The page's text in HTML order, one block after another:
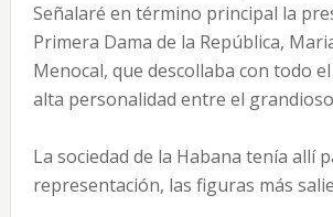
Señalaré en término principal la
Primera Dama de la República,
Menocal, que descollaba con todo
alta personalidad entre el
La sociedad de la Habana tenía allí
representación, las figuras más